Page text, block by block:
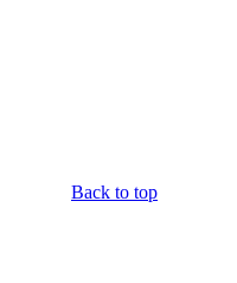
Back to top